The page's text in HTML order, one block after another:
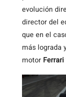
evolución
director del
que en el
más lograda
motor Ferrari